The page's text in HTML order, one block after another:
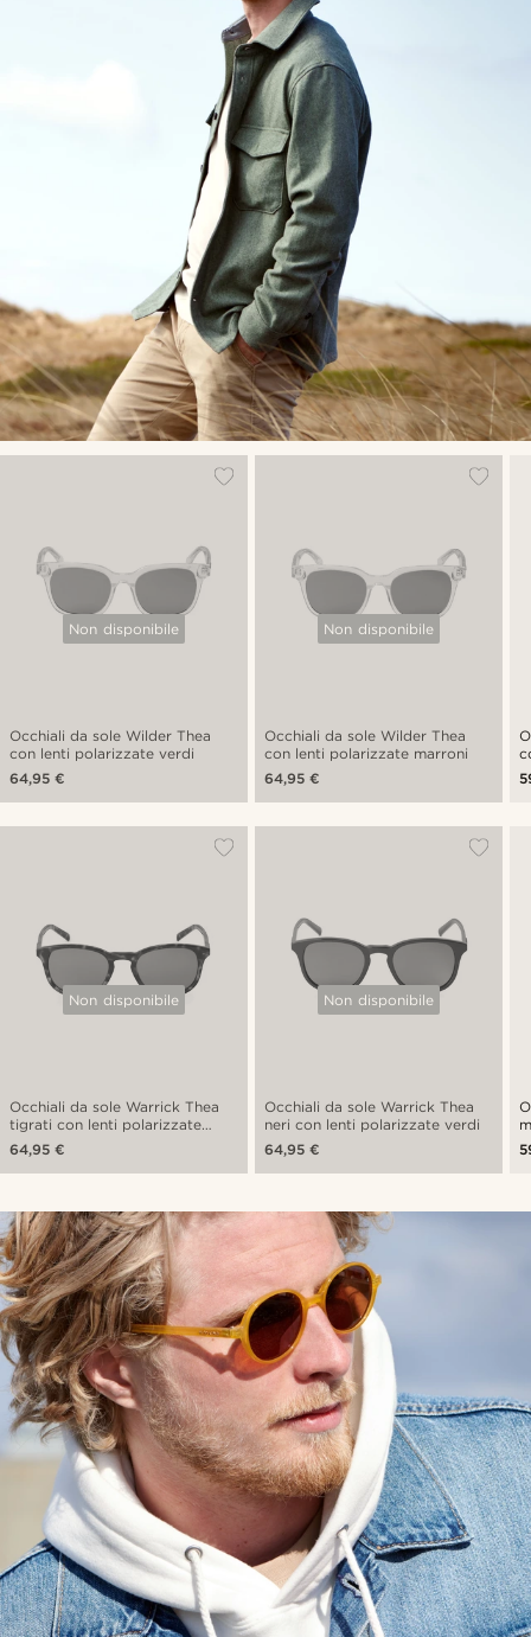
Non disponibile
Occhiali da sole Wilder Thea
con lenti polarizzate verdi
64,95 €
Non disponibile
Occhiali da sole Wilder Thea
con lenti polarizzate marroni
64,95 €
Non disponibile
Occhiali da sole Warrick Thea
tigrati con lenti polarizzate
verdi
64,95 €
Non disponibile
Occhiali da sole Warrick Thea
neri con lenti polarizzate verdi
64,95 €